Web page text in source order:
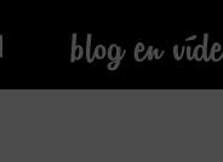
blog en
blog en